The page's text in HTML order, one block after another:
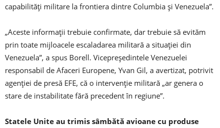
capabilităţi militare la frontiera dintre Columbia şi Venezuela”.
„Aceste informaţii trebuie confirmate, dar trebuie să evităm
prin toate mijloacele escaladarea militară a situaţiei din
Venezuela”, a spus Borell. Vicepreşedintele Venezuelei
responsabil de Afaceri Europene, Yvan Gil, a avertizat, potrivit
agenţiei de presă EFE, că o intervenţie militară „ar genera o
stare de instabilitate fără precedent în regiune”.
Statele Unite au trimis sâmbătă avioane cu produse